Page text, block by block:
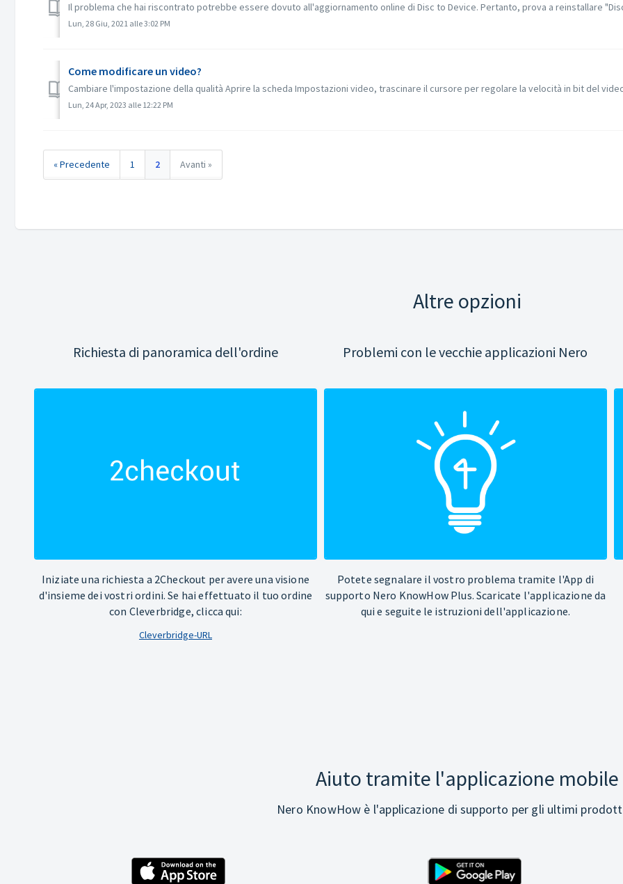
Il problema che hai riscontrato potrebbe essere dovuto all'aggiornamento online di Disc to Device. Pertanto, prova a reinstallare
Lun, 28 Giu, 2021 alle 3:02 PM
Come modificare un video?
Cambiare l'impostazione della qualità Aprire la scheda Impostazioni video, trascinare il cursore per regolare la velocità in bit del
Lun, 24 Apr, 2023 alle 12:22 PM
« Precedente 1 2 Avanti »
Altre opzioni
Richiesta di panoramica dell'ordine
Iniziate una richiesta a 2Checkout per avere una visione
d'insieme dei vostri ordini. Se hai effettuato il tuo ordine
con Cleverbridge, clicca qui:
Cleverbridge-URL
Problemi con le vecchie applicazioni Nero
Potete segnalare il vostro problema tramite l'App di
supporto Nero KnowHow Plus. Scaricate l'applicazione da
qui e seguite le istruzioni dell'applicazione.
Aiuto tramite l'applicazione mobile
Nero KnowHow è l'applicazione di supporto per gli ultimi